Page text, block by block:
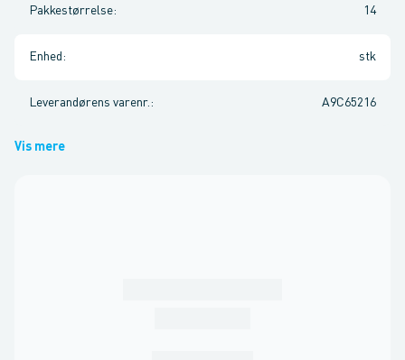
Pakkestørrelse: 14
Enhed : stk
Leverandørens varenr. : A9C65216
Vis mere